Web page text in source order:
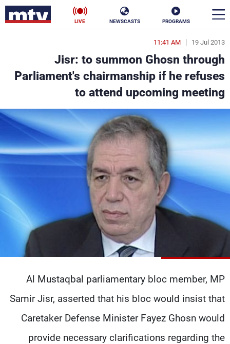
PROGRAMS
NEWSCASTS
LIVE
19 Jul 2013
11:41 AM
Jisr: to summon Ghosn through
Parliament's chairmanship if he refuses
to attend upcoming meeting
Al Mustaqbal parliamentary bloc member, MP
Samir Jisr, asserted that his bloc would insist that
Caretaker Defense Minister Fayez Ghosn would
provide necessary clarifications regarding the
en
الأخبار
سياسة ناس
فن
منوعات رياضة
كأس العالم
البرامج
جدول البرامج
الترددات
الإنـتـاج
تواصل معنا
سياسة الخصوصية